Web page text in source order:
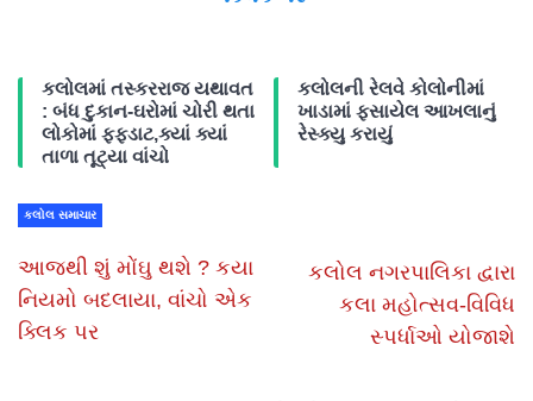
કલોલમાં તસ્કરરાજ યથાવત
: બંધ દુકાન-ઘરોમાં ચોરી થતા
લોકોમાં ફફડાટ,ક્યાં ક્યાં
તાળા તૂટ્યા વાંચો
કલોલની રેલવે કોલોનીમાં
ખાડામાં ફસાયેલ આખલાનું
રેસ્ક્યુ કરાયું
કલોલ સમાચાર
આજથી શું મોંઘુ થશે ? કયા
નિયમો બદલાયા, વાંચો એક
ક્લિક પર
કલોલ નગરપાલિકા દ્વારા
કલા મહોત્સવ-વિવિધ
સ્પર્ધાઓ યોજાશે